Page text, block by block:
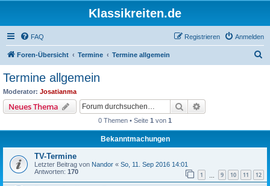
Klassikreiten.de
FAQ Anmelden
Registrieren
Foren-Übersicht Termine Termine allgemein
Termine allgemein
Moderator: Josatianma
Neues Thema Suche
0 Themen • Seite 1 von 1
Bekanntmachungen
TV-Termine
Letzter Beitrag von Nandor « So, 11. Sep 2016 14:01
Antworten: 170 1 9 10 11 12